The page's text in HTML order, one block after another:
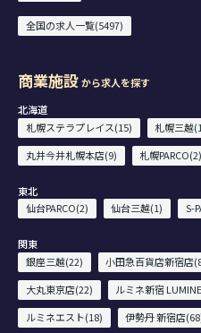
全国の求人一覧(5497)
商業施設から求人を探す
北海道
札幌ステラプレイス(15)
札幌三越
丸井今井札幌本店(9)
札幌PARCO(2)
東北
仙台PARCO(2)
仙台三越(1) S-
関東
銀座三越(22)
小田急百貨店新宿店
大丸東京店(22)
ルミネ新宿
ルミネエスト(18)
伊勢丹 新宿店